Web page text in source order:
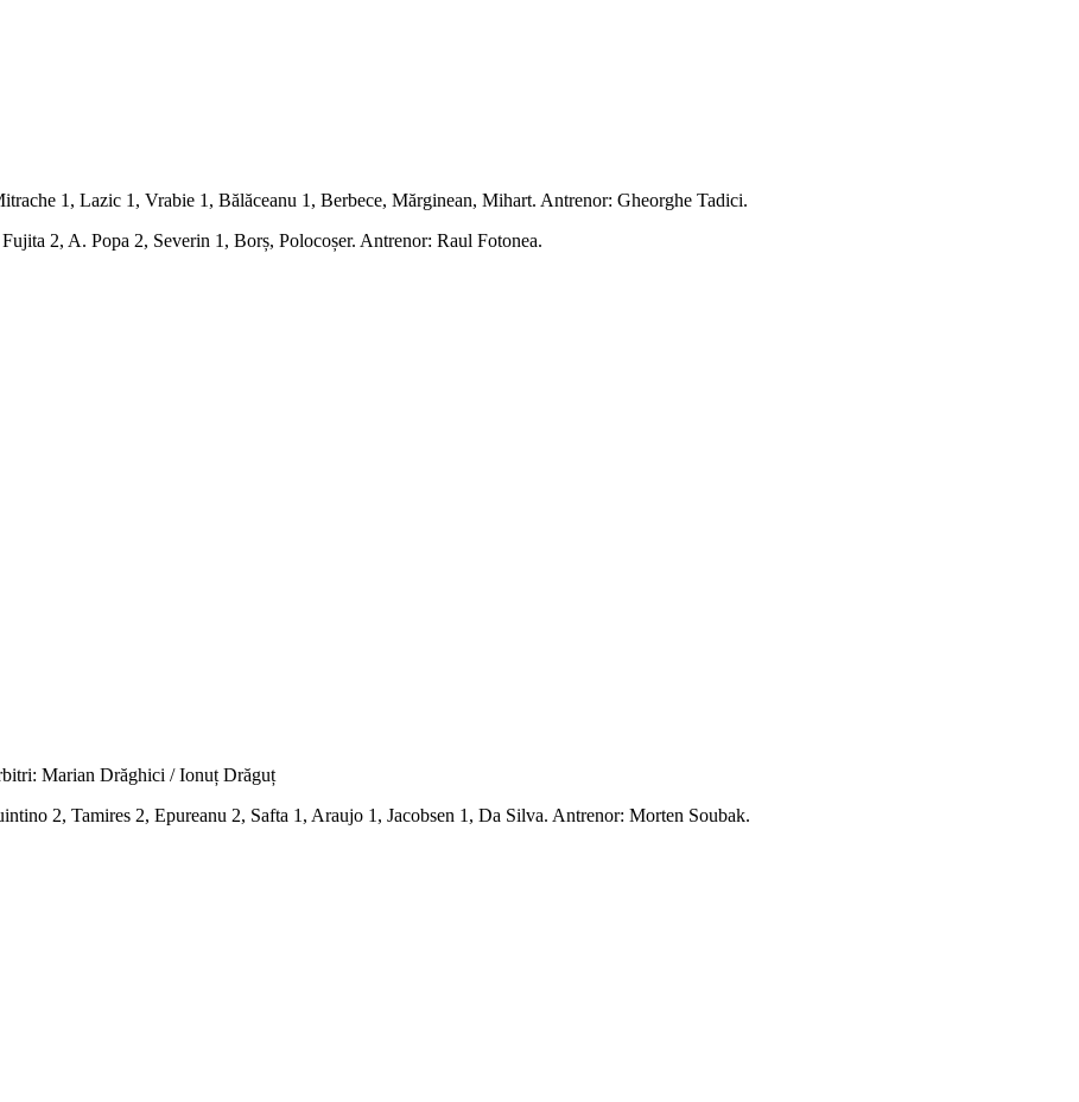
1, Lazic 1, Vrabie 1, Bălăceanu 1, Berbece, Mărginean, Mihart. Antrenor: Gheorghe Tadici.
2, A. Popa 2, Severin 1, Borș, Polocoșer. Antrenor: Raul Fotonea.
Marian Drăghici / Ionuț Drăguț
2, Tamires 2, Epureanu 2, Safta 1, Araujo 1, Jacobsen 1, Da Silva. Antrenor: Morten Soubak.